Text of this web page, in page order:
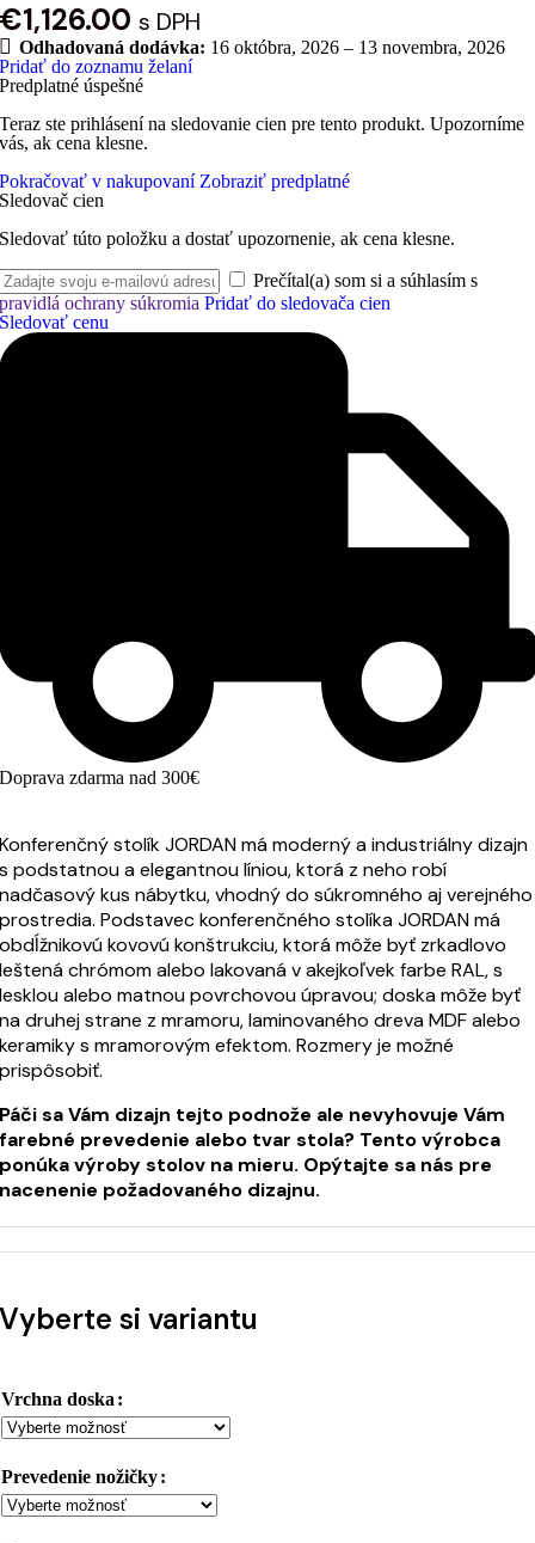
€1,126.00 s DPH
Odhadovaná dodávka: 16 októbra, 2026 – 13 novembra, 2026
Pridať do zoznamu želaní
Predplatné úspešné
Teraz ste prihlásení na sledovanie cien pre tento produkt. Upozorníme
vás, ak cena klesne.
Pokračovať v nakupovaní Zobraziť predplatné
Sledovač cien
Sledovať túto položku a dostať upozornenie, ak cena klesne.
Prečítal(a) som si a súhlasím s
pravidlá ochrany súkromia Pridať do sledovača cien
Sledovať cenu
Doprava zdarma nad 300€
Konferenčný stolík JORDAN má moderný a industriálny dizajn
s podstatnou a elegantnou líniou, ktorá z neho robí
nadčasový kus nábytku, vhodný do súkromného aj verejného
prostredia. Podstavec konferenčného stolíka JORDAN má
obdĺžnikovú kovovú konštrukciu, ktorá môže byť zrkadlovo
leštená chrómom alebo lakovaná v akejkoľvek farbe RAL, s
lesklou alebo matnou povrchovou úpravou; doska môže byť
na druhej strane z mramoru, laminovaného dreva MDF alebo
keramiky s mramorovým efektom. Rozmery je možné
prispôsobiť.
Páči sa Vám dizajn tejto podnože ale nevyhovuje Vám
farebné prevedenie alebo tvar stola? Tento výrobca
ponúka výroby stolov na mieru. Opýtajte sa nás pre
nacenenie požadovaného dizajnu.
Vyberte si variantu
Vrchna doska
Prevedenie nožičky